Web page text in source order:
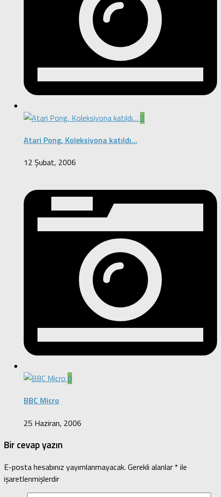
0
Atari Pong, Koleksiyona katıldı…
12 Şubat, 2006
0
BBC Micro
25 Haziran, 2006
Bir cevap yazın
E-posta hesabınız yayımlanmayacak. Gerekli alanlar * ile
işaretlenmişlerdir